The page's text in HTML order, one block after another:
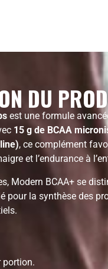
DU
est une formule
15 g de BCAA
, ce complément
et l’endurance à
Modern BCAA+ se
pour la synthèse des
portion.